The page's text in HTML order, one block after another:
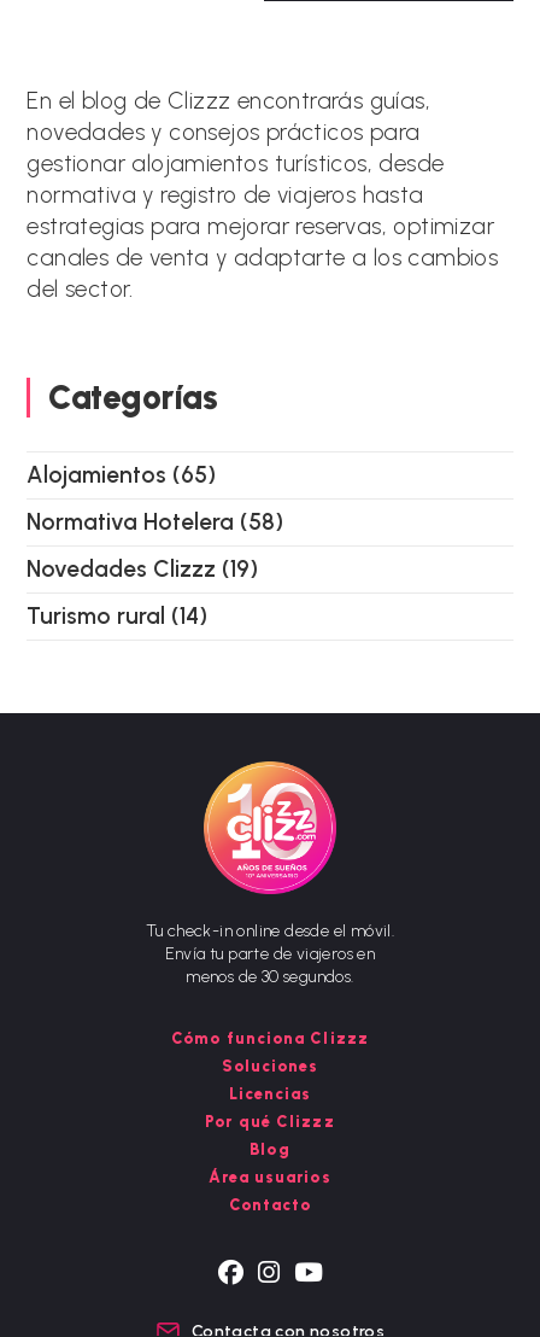
a
i
v
e
:
En el blog de Clizzz encontrarás guías,
novedades y consejos prácticos para
gestionar alojamientos turísticos, desde
normativa y registro de viajeros hasta
estrategias para mejorar reservas, optimizar
canales de venta y adaptarte a los cambios
del sector.
Categorías
Alojamientos (65)
Normativa Hotelera (58)
Novedades Clizzz (19)
Turismo rural (14)
Tu check-in online desde el móvil.
Envía tu parte de viajeros en
menos de 30 segundos.
Cómo funciona Clizzz
Soluciones
Licencias
Por qué Clizzz
Blog
Área usuarios
Contacto
abre
Contacta con nosotros